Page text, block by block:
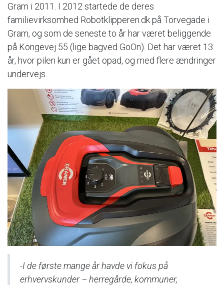
Gram i 2011. I 2012 startede de deres
familievirksomhed Robotklipperen.dk på Torvegade i
Gram, og som de seneste to år har været beliggende
på Kongevej 55 (lige bagved GoOn). Det har været 13
år, hvor pilen kun er gået opad, og med flere ændringer
undervejs.
-I de første mange år havde vi fokus på
erhvervskunder – herregårde, kommuner,